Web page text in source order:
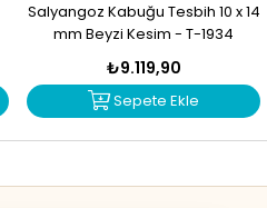
Salyangoz Kabuğu Tesbih 10 x 14
mm Beyzi Kesim - T-1934
₺9.119,90
Sepete Ekle